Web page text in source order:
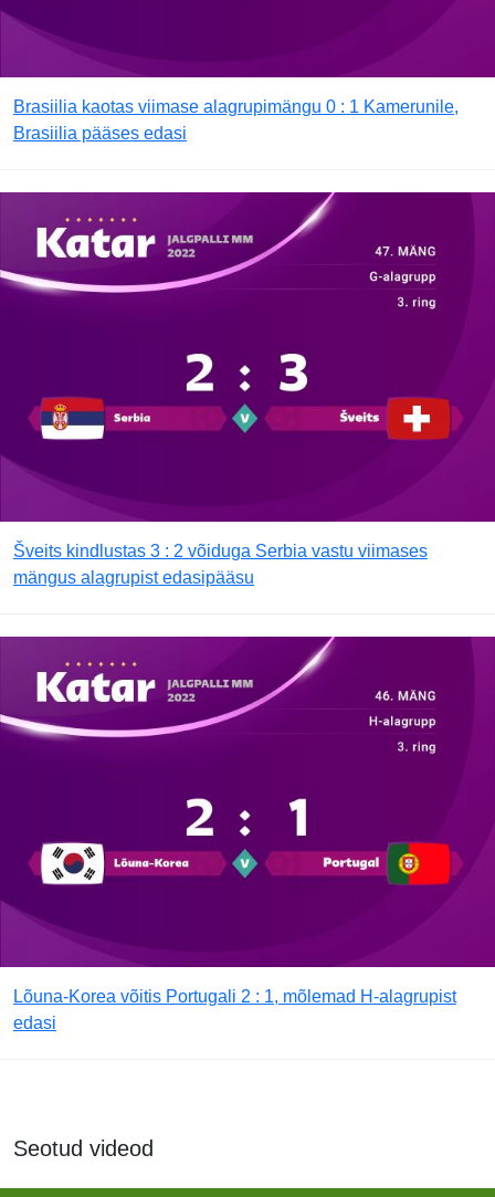
Brasiilia kaotas viimase alagrupimängu 0 : 1 Kamerunile,
Brasiilia pääses edasi
Šveits kindlustas 3 : 2 võiduga Serbia vastu viimases
mängus alagrupist edasipääsu
Lõuna-Korea võitis Portugali 2 : 1, mõlemad H-alagrupist
edasi
Seotud videod